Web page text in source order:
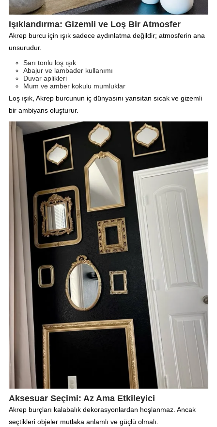
Işıklandırma: Gizemli ve Loş Bir Atmosfer
Akrep burcu için ışık sadece aydınlatma değildir; atmosferin ana
unsurudur.
Sarı tonlu loş ışık
Abajur ve lambader kullanımı
Duvar aplikleri
Mum ve amber kokulu mumluklar
Loş ışık, Akrep burcunun iç dünyasını yansıtan sıcak ve gizemli
bir ambiyans oluşturur.
Aksesuar Seçimi: Az Ama Etkileyici
Akrep burçları kalabalık dekorasyonlardan hoşlanmaz. Ancak
seçtikleri objeler mutlaka anlamlı ve güçlü olmalı.